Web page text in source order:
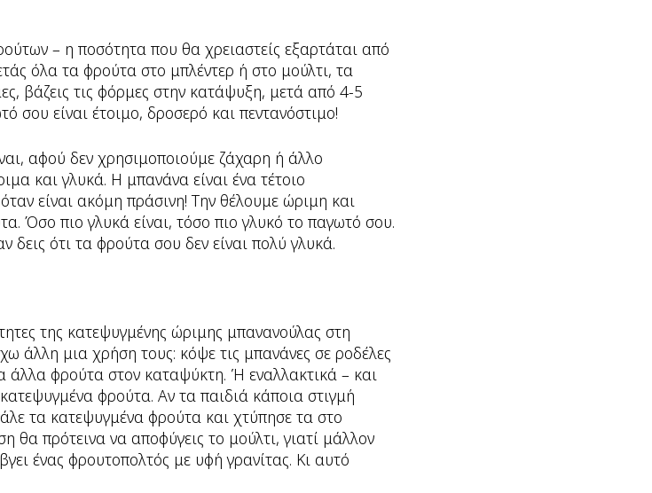
– η ποσότητα που θα χρειαστείς εξαρτάται από
όλα τα φρούτα στο μπλέντερ ή στο μούλτι, τα
βάζεις τις φόρμες στην κατάψυξη, μετά από 4-5
σου είναι έτοιμο, δροσερό και πεντανόστιμο!
αφού δεν χρησιμοποιούμε ζάχαρη ή άλλο
και γλυκά. Η μπανάνα είναι ένα τέτοιο
είναι ακόμη πράσινη! Την θέλουμε ώριμη και
Όσο πιο γλυκά είναι, τόσο πιο γλυκό το παγωτό σου.
δεις ότι τα φρούτα σου δεν είναι πολύ γλυκά.
της κατεψυγμένης ώριμης μπανανούλας στη
άλλη μια χρήση τους: κόψε τις μπανάνες σε ροδέλες
άλλα φρούτα στον καταψύκτη. Ή εναλλακτικά – και
φρούτα. Αν τα παιδιά κάποια στιγμή
τα κατεψυγμένα φρούτα και χτύπησε τα στο
θα πρότεινα να αποφύγεις το μούλτι, γιατί μάλλον
ένας φρουτοπολτός με υφή γρανίτας. Κι αυτό